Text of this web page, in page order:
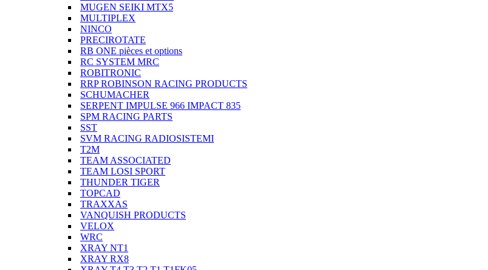
MUGEN SEIKI MTX5
MULTIPLEX
NINCO
PRECIROTATE
RB ONE pièces et options
RC SYSTEM MRC
ROBITRONIC
RRP ROBINSON RACING PRODUCTS
SCHUMACHER
SERPENT IMPULSE 966 IMPACT 835
SPM RACING PARTS
SST
SVM RACING RADIOSISTEMI
T2M
TEAM ASSOCIATED
TEAM LOSI SPORT
THUNDER TIGER
TOPCAD
TRAXXAS
VANQUISH PRODUCTS
VELOX
WRC
XRAY NT1
XRAY RX8